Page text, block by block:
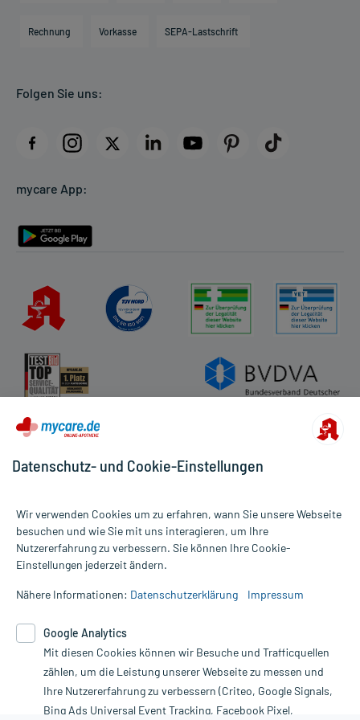
Direktabrechnung PKV
AGB
Datenschutz
Rückgabe/Widerruf
Rechnung Vorkasse SEPA-Lastschrift
Folgen Sie uns:
mycare App:
Alle Preise gelten inkl. MwSt., ggf. zzgl. Versandkosten
Informationen auf dieser Website werden ausschließlich für
die Untersuchung und Behandlung durch einen Arzt. Bitte
Therapien eingeleitet werden können. | Diese Webseite benutzt
Google Analytics. Lesen Sie bitte dazu die wichtigen Hinweise in
unserer Datenschutzerklärung. Für den Widerruf einer Bestellung
nutzen Sie das Formular:
Datenschutz- und Cookie-Einstellungen
Wir verwenden Cookies um zu erfahren, wann Sie unsere Webseite
besuchen und wie Sie mit uns interagieren, um Ihre
Nutzererfahrung zu verbessern. Sie können Ihre Cookie-
Einstellungen jederzeit ändern.
Nähere Informationen: Datenschutzerklärung Impressum
Google Analytics
Mit diesen Cookies können wir Besuche und Trafficquellen
zählen, um die Leistung unserer Webseite zu messen und
Ihre Nutzererfahrung zu verbessern (Criteo, Google Signals,
Bing Ads Universal Event Tracking, Facebook Pixel,